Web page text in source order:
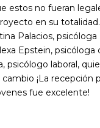
estos no fueran
en su
Palacios, psicóloga
Epstein, psicóloga
psicólogo laboral,
cambio ¡La recepción
fue excelente!